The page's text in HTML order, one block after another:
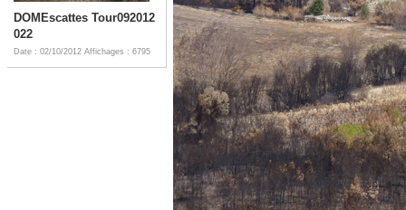
DOMEscattes Tour092012
022
Date : 02/10/2012 Affichages : 6795